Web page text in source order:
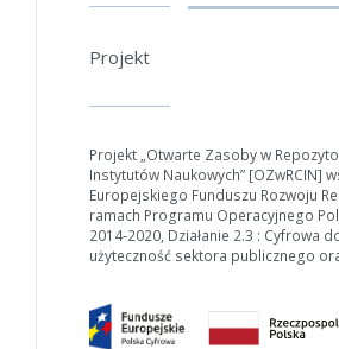
Projekt
Projekt „Otwarte Zasoby w
Instytutów Naukowych” [OZwRCIN]
Europejskiego Funduszu Rozwoju
ramach Programu Operacyjnego
2014-2020, Działanie 2.3 : Cyfrowa
użyteczność sektora publicznego